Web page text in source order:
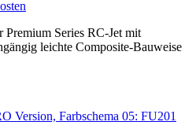
Series RC-Jet mit
leichte Composite-Bauweise